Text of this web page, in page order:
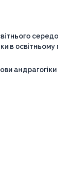
в освітньому
андрагогіки